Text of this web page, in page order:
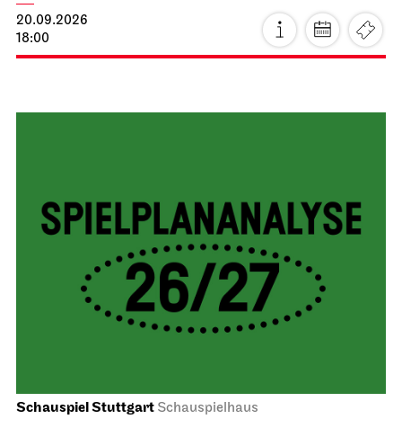
20.09.2026
18:00
Schauspiel Stuttgart Schauspielhaus